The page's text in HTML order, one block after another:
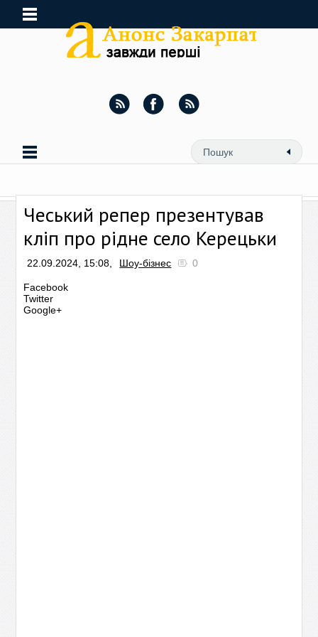
Чеський репер презентував
кліп про рідне село Керецьки
22.09.2024, 15:08, Шоу-бізнес 0
Facebook
Twitter
Google+